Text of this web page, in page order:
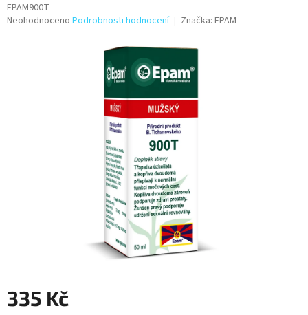
EPAM900T
Průměrné
Neohodnoceno Podrobnosti hodnocení Značka: EPAM
335 Kč